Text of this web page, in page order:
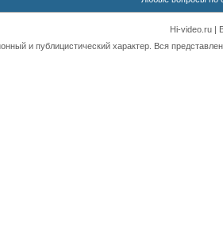
Hi-video.ru |
и публицистический характер. Вся